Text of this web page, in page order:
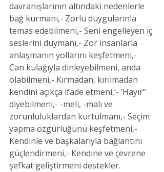
davranışlarının altındaki nedenlerle
bağ kurmanı,- Zorlu duygularınla
temas edebilmeni,- Seni engelleyen iç
seslerini duymanı,- Zor insanlarla
anlaşmanın yollarını keşfetmeni,-
Can kulağıyla dinleyebilmeni, anda
olabilmeni,- Kırmadan, kırılmadan
kendini açıkça ifade etmeni,‘- ’Hayır’’
diyebilmeni,- -meli, -malı ve
zorunluluklardan kurtulmanı,- Seçim
yapma özgürlüğünü keşfetmeni,-
Kendinle ve başkalarıyla bağlantını
güçlendirmeni,- Kendine ve çevrene
şefkat geliştirmeni destekler.